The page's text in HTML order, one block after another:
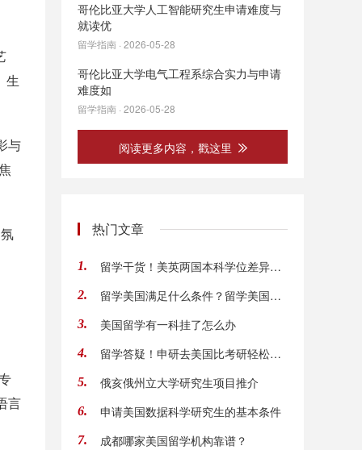
生
与
言
哥伦比亚大学人工智能研究生申请难度与
就读优
留学指南 · 2026-05-28
哥伦比亚大学电气工程系综合实力与申请
难度如
留学指南 · 2026-05-28
阅读更多内容，戳这里
热门文章
1. 留学干货！美英两国本科学位差异解读
2. 留学美国满足什么条件？留学美国一年大约多少
3. 美国留学有一科挂了怎么办
4. 留学答疑！申研去美国比考研轻松吗？
5. 俄亥俄州立大学研究生项目推介
6. 申请美国数据科学研究生的基本条件
7. 成都哪家美国留学机构靠谱？